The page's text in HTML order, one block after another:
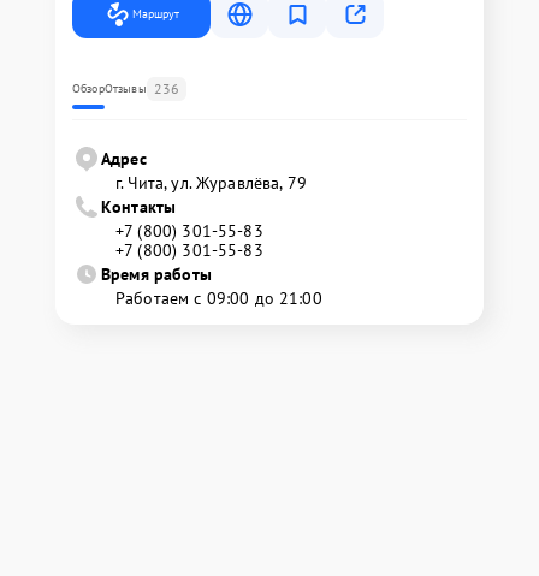
Маршрут
ОбзорОтзывы 236
Адрес
г. Чита, ул. Журавлёва, 79
Контакты
+7 (800) 301-55-83
+7 (800) 301-55-83
Время работы
Работаем с 09:00 до 21:00